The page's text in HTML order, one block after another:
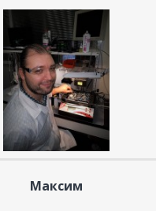
Максим